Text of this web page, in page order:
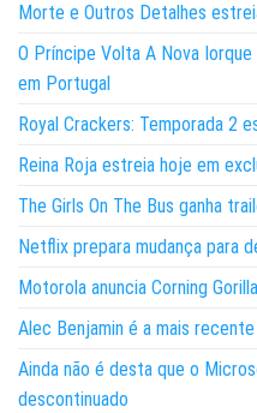
Morte e Outros Detalhes
O Príncipe Volta A Nova
em Portugal
Royal Crackers: Temporada 2
Reina Roja estreia hoje em
The Girls On The Bus ganha
Netflix prepara mudança para
Motorola anuncia Corning
Alec Benjamin é a mais
Ainda não é desta que o
descontinuado